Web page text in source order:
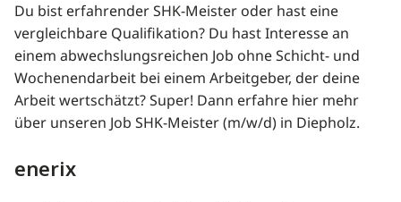
Du bist erfahrender SHK-Meister oder hast eine
vergleichbare Qualifikation? Du hast Interesse an
einem abwechslungsreichen Job ohne Schicht- und
Wochenendarbeit bei einem Arbeitgeber, der deine
Arbeit wertschätzt? Super! Dann erfahre hier mehr
über unseren Job SHK-Meister (m/w/d) in Diepholz.
enerix